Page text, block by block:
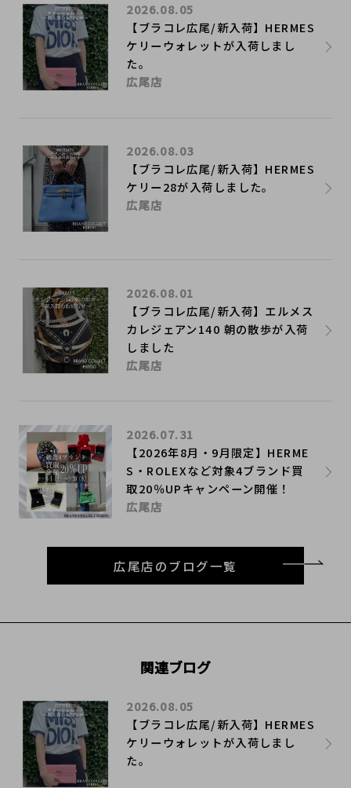
【ブラコレ広尾/新入荷】HERMES
ケリーウォレットが入荷しまし
た。
2026.08.05
広尾店
【ブラコレ広尾/新入荷】HERMES
ケリー28が入荷しました。
2026.08.03
広尾店
【ブラコレ広尾/新入荷】エルメス
カレジェアン140 朝の散歩が入荷
しました
2026.08.01
広尾店
【2026年8月・9月限定】HERME
S・ROLEXなど対象4ブランド買
取20％UPキャンペーン開催！
2026.07.31
広尾店
広尾店のブログ一覧
関連ブログ
【ブラコレ広尾/新入荷】HERMES
ケリーウォレットが入荷しまし
た。
2026.08.05